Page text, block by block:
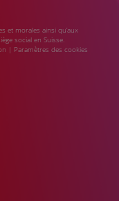
et morales ainsi qu’aux
social en Suisse.
| Paramètres des cookies